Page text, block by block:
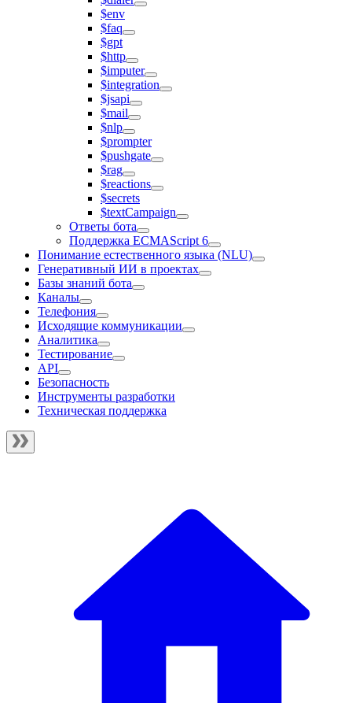
$env
$faq
$gpt
$http
$imputer
$integration
$jsapi
$mail
$nlp
$prompter
$pushgate
$rag
$reactions
$secrets
$textCampaign
Ответы бота
Поддержка ECMAScript 6
Понимание естественного языка (NLU)
Генеративный ИИ в проектах
Базы знаний бота
Каналы
Телефония
Исходящие коммуникации
Аналитика
Тестирование
API
Безопасность
Инструменты разработки
Техническая поддержка